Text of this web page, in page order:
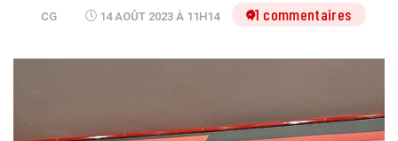
CG 14 AOÛT 2023 À 11H14 11 commentaires